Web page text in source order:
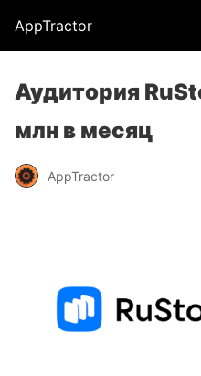
AppTractor
Аудитория
млн в месяц
AppTractor